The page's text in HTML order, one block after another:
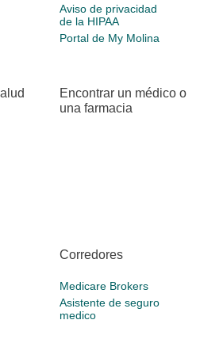
Aviso de privacidad
de la HIPAA
Portal de My Molina
Encontrar un médico o
una farmacia
Corredores
Medicare Brokers
Asistente de seguro
medico